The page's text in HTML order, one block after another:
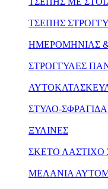
ΤΣΕΠΗΣ
ΗΜΕΡΟΜΗΝΙΑΣ
ΣΤΡΟΓΓΥΛΕΣ
ΣΤΥΛΟ-
ΞΥΛΙΝΕΣ
ΣΚΕΤΟ ΛΑΣΤΙΧΟ
ΜΕΛΑΝΙΑ